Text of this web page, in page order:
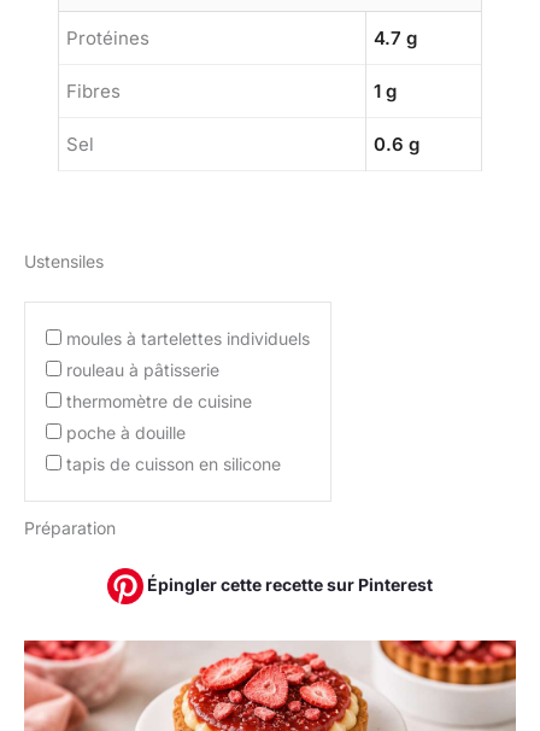
Protéines 4.7 g
Fibres 1 g
Sel 0.6 g
Ustensiles
moules à tartelettes individuels
rouleau à pâtisserie
thermomètre de cuisine
poche à douille
tapis de cuisson en silicone
Préparation
Épingler cette recette sur Pinterest